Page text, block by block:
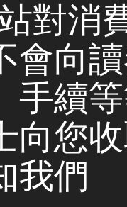
對消
會向
手續
向您
我們